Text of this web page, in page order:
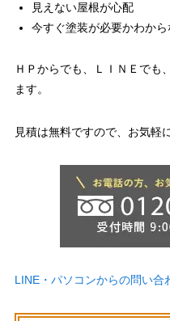
見えない屋根が心配
今すぐ塗装が必要かわから
ＨＰからでも、ＬＩＮＥでも
ます。
見積は無料ですので、お気軽
LINE・パソコンからの問い合